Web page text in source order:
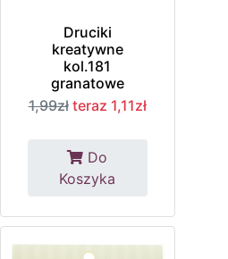
Druciki
kreatywne
kol.181
granatowe
1,99zł teraz 1,11zł
Do
Koszyka